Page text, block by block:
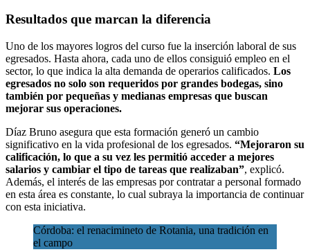
Resultados que marcan la diferencia
Uno de los mayores logros del curso fue la inserción laboral de sus
egresados. Hasta ahora, cada uno de ellos consiguió empleo en el
sector, lo que indica la alta demanda de operarios calificados. Los
egresados no solo son requeridos por grandes bodegas, sino
también por pequeñas y medianas empresas que buscan
mejorar sus operaciones.
Díaz Bruno asegura que esta formación generó un cambio
significativo en la vida profesional de los egresados. “Mejoraron su
calificación, lo que a su vez les permitió acceder a mejores
salarios y cambiar el tipo de tareas que realizaban”, explicó.
Además, el interés de las empresas por contratar a personal formado
en esta área es constante, lo cual subraya la importancia de continuar
con esta iniciativa.
Córdoba: el renacimineto de Rotania, una tradición en
el campo